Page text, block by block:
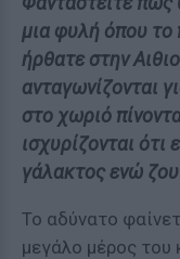
μια φυλή όπου
ήρθατε στην
ανταγωνίζονται
στο χωριό
ισχυρίζονται ότι
γάλακτος ενώ
Το αδύνατο
μεγάλο μέρος του